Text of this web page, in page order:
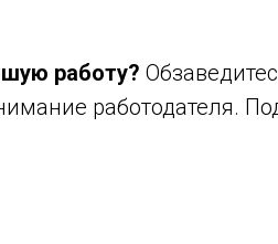
работу?
работодателя.